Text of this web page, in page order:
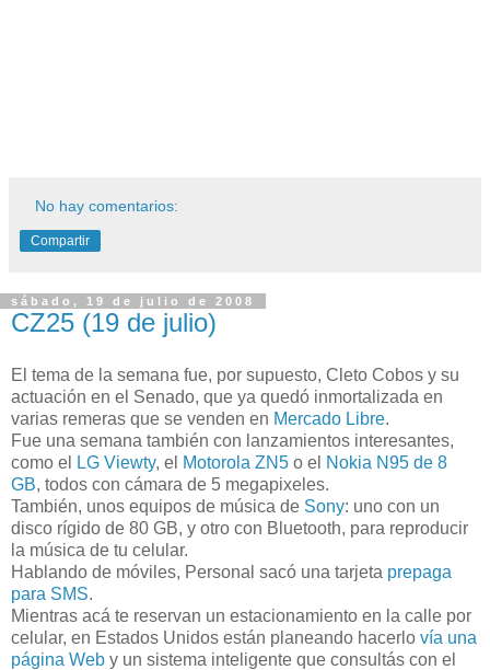
No hay comentarios:
Compartir
sábado, 19 de julio de 2008
CZ25 (19 de julio)
El tema de la semana fue, por supuesto, Cleto Cobos y su
actuación en el Senado, que ya quedó inmortalizada en
varias remeras que se venden en Mercado Libre.
Fue una semana también con lanzamientos interesantes,
como el
LG Viewty, el Motorola ZN5 o el Nokia N95 de 8
GB, todos con cámara de 5 megapixeles.
También, unos equipos de música de Sony: uno con un
disco rígido de 80 GB, y otro con Bluetooth, para reproducir
la música de tu celular.
Hablando de móviles, Personal sacó una tarjeta prepaga
para SMS.
Mientras acá te reservan un estacionamiento en la calle por
celular, en Estados Unidos están planeando hacerlo vía una
página Web y un sistema inteligente que consultás con el